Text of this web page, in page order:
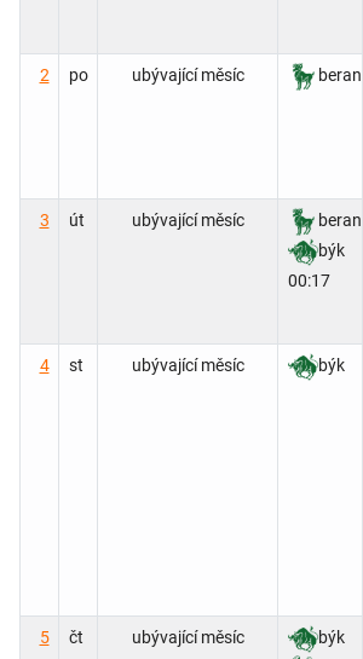
2 po ubývající měsíc beran
3 út ubývající měsíc
beran
býk
00:17
4 st ubývající měsíc býk
5 čt ubývající měsíc
býk